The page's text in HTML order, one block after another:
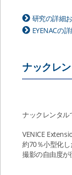
研究の詳細
EYENACの
ナックレ
ナックレンタ
VENICE
約70％小型化
撮影の自由度が